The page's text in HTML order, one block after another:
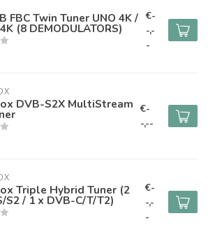
FBC Twin Tuner UNO 4K /
(8 DEMODULATORS)
€-
-,-
-
DVB-S2X MultiStream €-
-,--
Triple Hybrid Tuner (2
S2 / 1 x DVB-C/T/T2)
€-
-,-
-